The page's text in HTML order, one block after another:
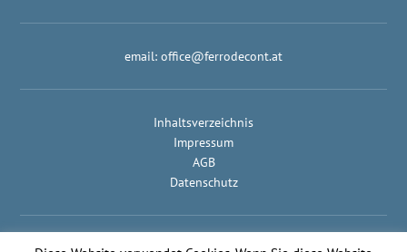
email: office@ferrodecont.at
Inhaltsverzeichnis
Impressum
AGB
Datenschutz
© IMPULS Werbeagentur